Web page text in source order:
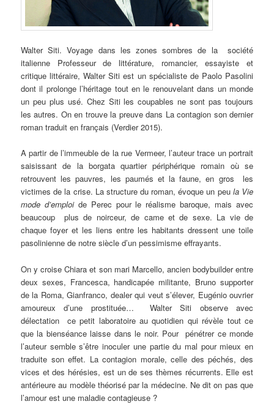
Walter Siti. Voyage dans les zones sombres de la société
italienne Professeur de littérature, romancier, essayiste et
critique littéraire, Walter Siti est un spécialiste de Paolo Pasolini
dont il prolonge l’héritage tout en le renouvelant dans un monde
un peu plus usé. Chez Siti les coupables ne sont pas toujours
les autres. On en trouve la preuve dans La contagion son dernier
roman traduit en français (Verdier 2015).
A partir de l’immeuble de la rue Vermeer, l’auteur trace un portrait
saisissant de la borgata quartier périphérique romain où se
retrouvent les pauvres, les paumés et la faune, en gros les
victimes de la crise. La structure du roman, évoque un peu la Vie
mode d’emploide Perec pour le réalisme baroque, mais avec
beaucoup plus de noirceur, de came et de sexe. La vie de
chaque foyer et les liens entre les habitants dressent une toile
pasolinienne de notre siècle d’un pessimisme effrayants.
On y croise Chiara et son mari Marcello, ancien bodybuilder entre
deux sexes, Francesca, handicapée militante, Bruno supporter
de la Roma, Gianfranco, dealer qui veut s’élever, Eugénio ouvrier
amoureux d’une prostituée… Walter Siti observe avec
délectation ce petit laboratoire au quotidien qui révèle tout ce
que la bienséance laisse dans le noir. Pour pénétrer ce monde
l’auteur semble s’être inoculer une partie du mal pour mieux en
traduite son effet. La contagion morale, celle des péchés, des
vices et des hérésies, est un de ses thèmes récurrents. Elle est
antérieure au modèle théorisé par la médecine. Ne dit on pas que
l’amour est une maladie contagieuse ?